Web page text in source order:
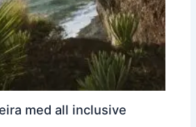
med all inclusive